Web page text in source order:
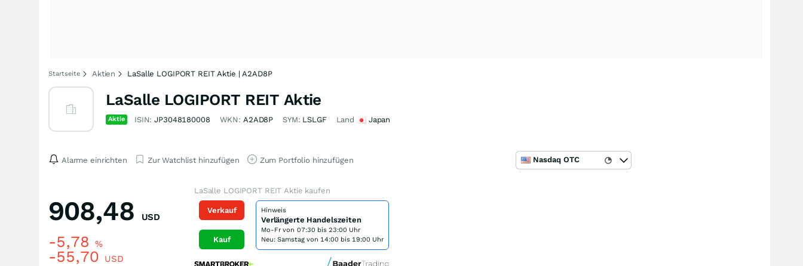
Startseite Aktien LaSalle LOGIPORT REIT Aktie | A2AD8P
LaSalle LOGIPORT REIT Aktie
Aktie ISIN:JP3048180008 WKN: A2AD8P SYM: LSLGF Land Japan
Alarme einrichten Zur Watchlist hinzufügen Zum Portfolio hinzufügen Nasdaq OTC
908,48 USD
-5,78 %
-55,70 USD
LaSalle LOGIPORT REIT Aktie kaufen
Verkauf
Kauf
Hinweis
Verlängerte Handelszeiten
Mo-Fr von 07:30 bis 23:00 Uhr
Neu: Samstag von 14:00 bis 19:00 Uhr